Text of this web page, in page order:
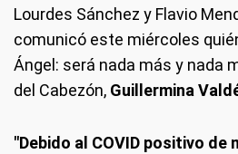
Lourdes Sánchez y Flavio
comunicó este miércoles
Ángel: será nada más y nada
del Cabezón, Guillermina
"Debido al COVID positivo de